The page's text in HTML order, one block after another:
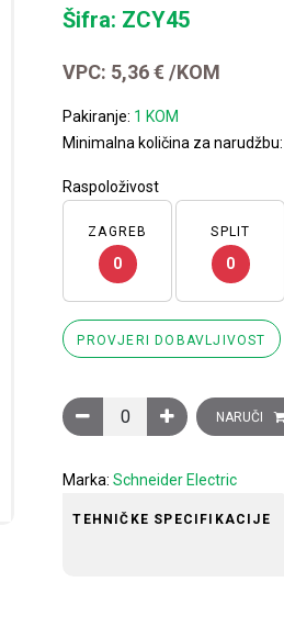
Šifra: ZCY45
VPC: 5,36€ /KOM
Pakiranje: 1 KOM
Minimalna količina za
Raspoloživost
ZAGREB
0
SPLIT
0
PROVJERI DOBAVLJIVOST
Poluga krajnjegNARUČI
Marka:Schneider Electric
TEHNIČKE SPECIFIKACIJE